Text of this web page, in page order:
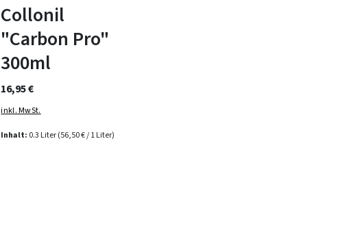
Collonil
"Carbon Pro"
300ml
Inhalt: 0.3 Liter(56,50 € / 1 Liter)
16,95 €
inkl. MwSt.